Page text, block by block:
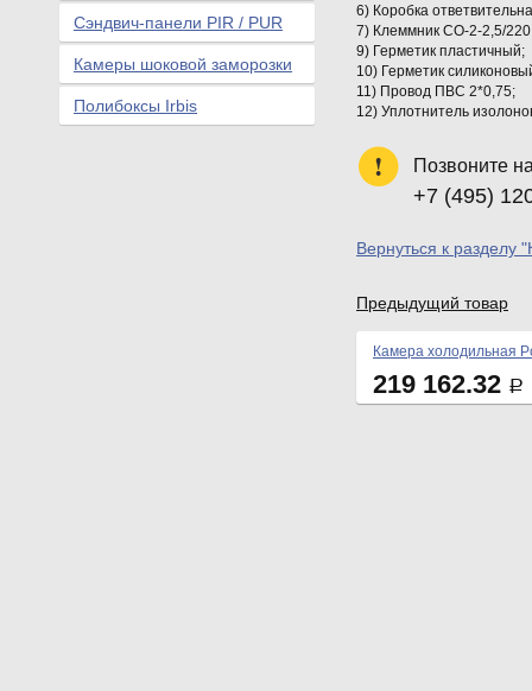
6) Коробка
7) Клеммник СО-2-2,5/
9) Герметик пластичный;
10) Герметик
11) Провод ПВС 2*0,75;
12) Уплотнитель
Позвоните
+7 (495)
Вернуться к
Предыдущий товар
Камера холодильная
219 162.32 Р
Сэндвич-панели PIR / PUR
Камеры шоковой заморозки
Полибоксы Irbis